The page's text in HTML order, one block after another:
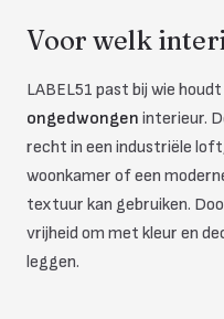
Voor welk
LABEL51 past bij wie
ongedwongen interieur.
recht in een industriële
woonkamer of een
textuur kan gebruiken.
vrijheid om met kleur en
leggen.